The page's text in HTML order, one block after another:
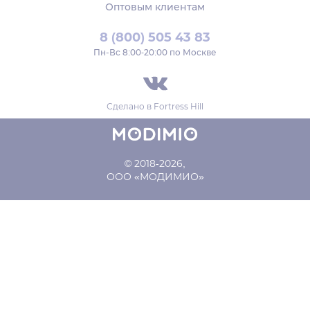
8 (800) 505 43 83
Пн‑Вс 8:00-20:00 по Москве
Сделано в Fortress Hill
Оптовым клиентам
© 2018-2026,
ООО «МОДИМИО»